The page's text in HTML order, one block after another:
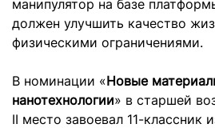
манипулятор на базе
должен улучшить качество
физическими ограничениями.
В номинации «Новые
нанотехнологии» в старшей
II место завоевал 11-классник